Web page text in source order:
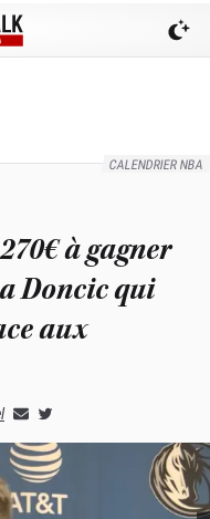
CALENDRIER NBA
à gagner
Doncic qui
aux